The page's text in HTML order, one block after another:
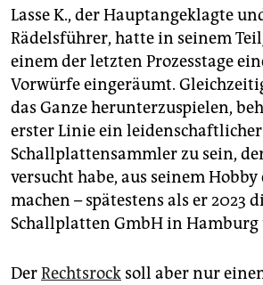
Lasse K., der Hauptangeklagte
Rädelsführer, hatte in seinem
einem der letzten Prozesstage
Vorwürfe eingeräumt.
das Ganze herunterzuspielen,
erster Linie ein leidenschaftlicher
Schallplattensammler zu sein,
versucht habe, aus seinem
machen – spätestens als er 2023
Schallplatten GmbH in Hamburg
DerRechtsrock soll aber nur